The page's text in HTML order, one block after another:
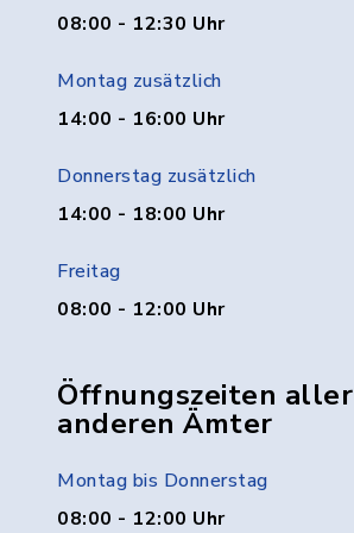
08:00 - 12:30 Uhr
Montag zusätzlich
14:00 - 16:00 Uhr
Donnerstag zusätzlich
14:00 - 18:00 Uhr
Freitag
08:00 - 12:00 Uhr
Öffnungszeiten aller
anderen Ämter
Montag bis Donnerstag
08:00 - 12:00 Uhr